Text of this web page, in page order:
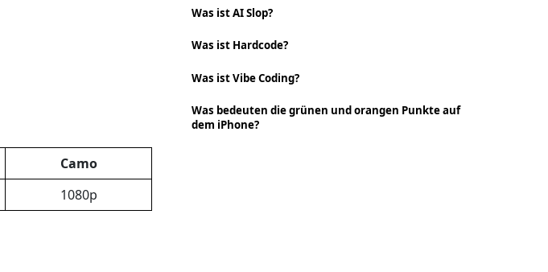
Camo
1080p
Was ist AI Slop?
Was ist Hardcode?
Was ist Vibe Coding?
Was bedeuten die grünen und orangen Punkte auf
dem iPhone?